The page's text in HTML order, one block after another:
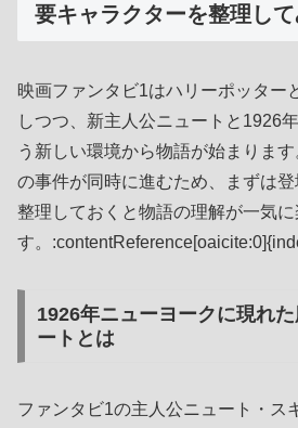
要キャラクターを整理し
映画ファンタビ1はハリーポッター
しつつ、新主人公ニュートと1926
う新しい環境から物語が始まりま
の事件が同時に進むため、まずは
整理しておくと物語の理解が一気に
す。
1926年ニューヨークに現れ
ートとは
ファンタビ1の主人公ニュート・ス